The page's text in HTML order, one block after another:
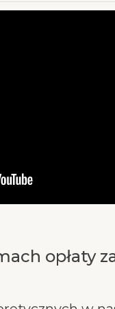
opłaty